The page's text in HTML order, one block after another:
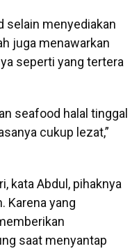
selain menyediakan
juga menawarkan
seperti yang tertera
seafood halal tinggal
cukup lezat,”
kata Abdul, pihaknya
Karena yang
saat menyantap